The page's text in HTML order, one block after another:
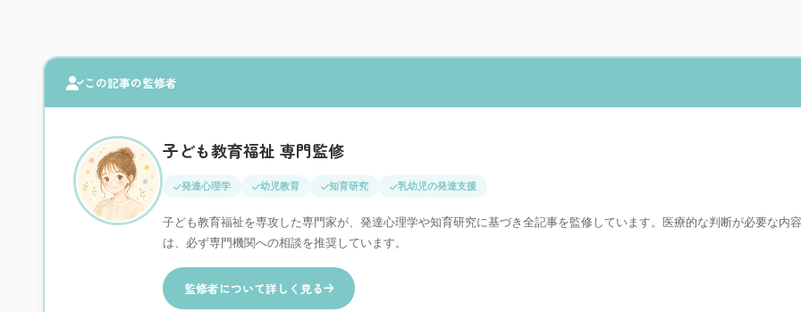
この記事の監修者
子ども教育福祉 専門監修
発達心理学 幼児教育 知育研究 乳幼児の発達支援
子ども教育福祉を専攻した専門家が、発達心理学や知育研究に基づき全記事を監修しています。医療的な判断が必要な内容
は、必ず専門機関への相談を推奨しています。
監修者について詳しく見る